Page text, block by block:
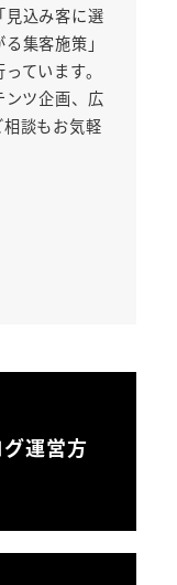
見込み客に選
集客施策」
ています。
ンツ企画、広
談もお気軽
運営方